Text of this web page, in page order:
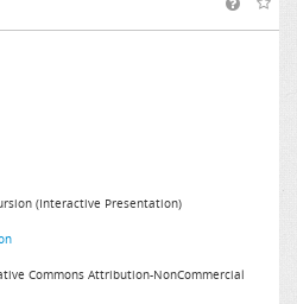
(Interactive Presentation)
Commons Attribution-NonCommercial